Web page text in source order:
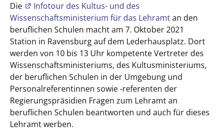
Die
Infotour des Kultus- und des
Wissenschaftsministerium für das Lehramtan den
beruflichen Schulen macht am 7. Oktober 2021
Station in Ravensburg auf dem Lederhausplatz. Dort
werden von 10 bis 13 Uhr kompetente Vertreter des
Wissenschaftsministeriums, des Kultusministeriums,
der beruflichen Schulen in der Umgebung und
Personalreferentinnen sowie -referenten der
Regierungspräsidien Fragen zum Lehramt an
beruflichen Schulen beantworten und auch für dieses
Lehramt werben.